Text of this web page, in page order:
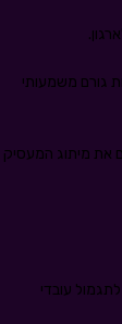
גורם משמעותי
את מיתוג המעסיק
עובדי